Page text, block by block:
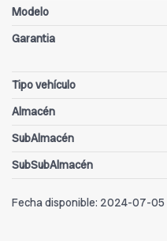
Modelo
Garantia
Tipo vehículo
Almacén
SubAlmacén
SubSubAlmacén
Fecha disponible: 2024-07-05